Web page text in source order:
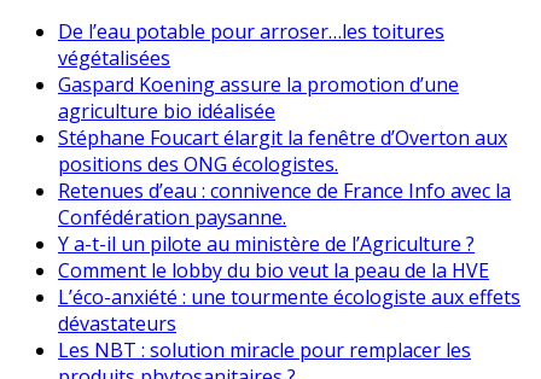
De l’eau potable pour arroser…les toitures
végétalisées
Gaspard Koening assure la promotion d’une
agriculture bio idéalisée
Stéphane Foucart élargit la fenêtre d’Overton aux
positions des ONG écologistes.
Retenues d’eau : connivence de France Info avec la
Confédération paysanne.
Y a-t-il un pilote au ministère de l’Agriculture ?
Comment le lobby du bio veut la peau de la HVE
L’éco-anxiété : une tourmente écologiste aux effets
dévastateurs
Les NBT : solution miracle pour remplacer les